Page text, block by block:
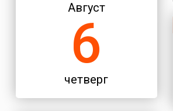
Август
6
четверг